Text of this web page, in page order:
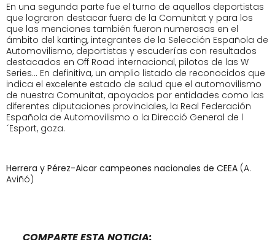
En una segunda parte fue el turno de aquellos deportistas
que lograron destacar fuera de la Comunitat y para los
que las menciones también fueron numerosas en el
ámbito del karting, integrantes de la Selección Española de
Automovilismo, deportistas y escuderías con resultados
destacados en Off Road internacional, pilotos de las W
Series… En definitiva, un amplio listado de reconocidos que
indica el excelente estado de salud que el automovilismo
de nuestra Comunitat, apoyados por entidades como las
diferentes diputaciones provinciales, la Real Federación
Española de Automovilismo o la Direcció General de l
´Esport, goza.
Herrera y Pérez-Aicar campeones nacionales de CEEA (A.
Aviñó)